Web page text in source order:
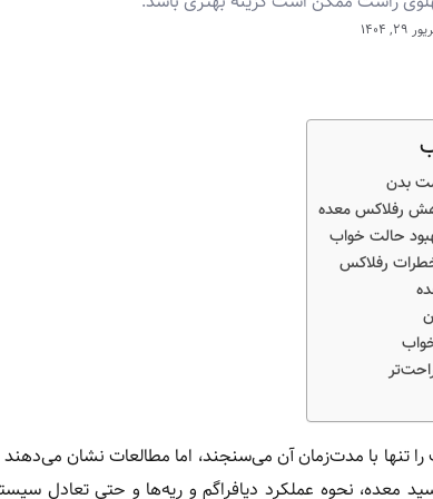
۱۴۰۴
بدن
رفلاکس معده
حالت خواب
رفلاکس
را تنها با مدت‌زمان آن می‌سنجند، اما مطالعات نشان
معده، نحوه عملکرد دیافراگم و ریه‌ها و حتی تعادل